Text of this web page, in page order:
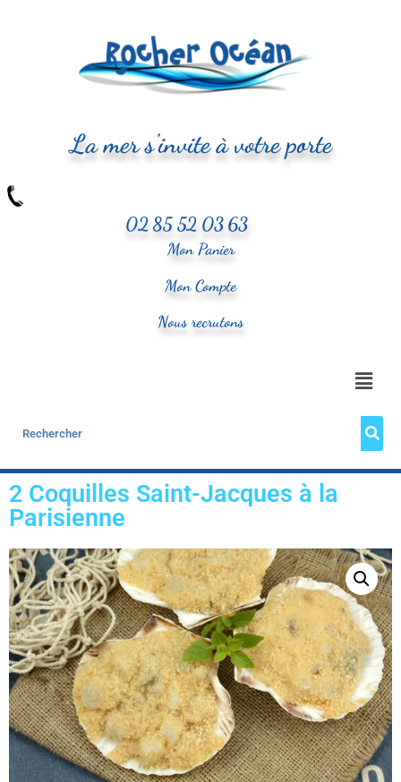
La mer s'invite à votre porte
02 85 52 03 63
Mon Panier
Mon Compte
Nous recrutons
2 Coquilles Saint-Jacques à la
Parisienne